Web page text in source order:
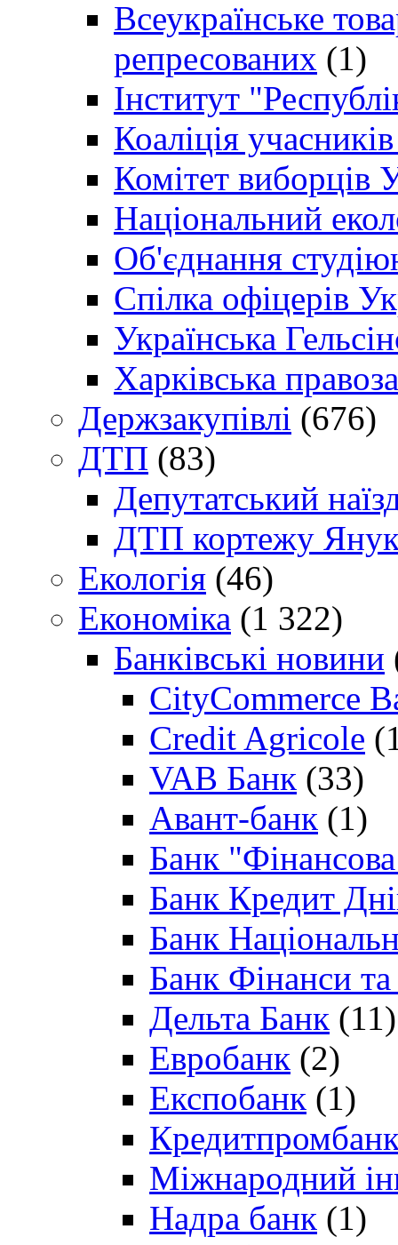
Всеукраїнське
репресованих (1)
Інститут
Коаліція
Комітет виборців
Національний
Об'єднання
Спілка офіцерів
Українська
Харківська
Держзакупівлі (676)
ДТП (83)
Депутатський
ДТП кортежу
Екологія (46)
Економіка (1 322)
Банківські новини
CityCommerce
Credit Agricole
VAB Банк (33)
Авант-банк (1)
Банк "Фінансова
Банк Кредит
Банк
Банк Фінанси
Дельта Банк (11)
Евробанк (2)
Експобанк (1)
Міжнародний
Надра банк (1)